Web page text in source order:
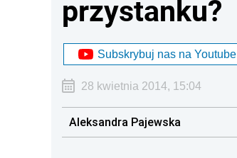
przystanku?
Subskrybuj nas na Youtube
28 kwietnia 2014, 15:04
Aleksandra Pajewska